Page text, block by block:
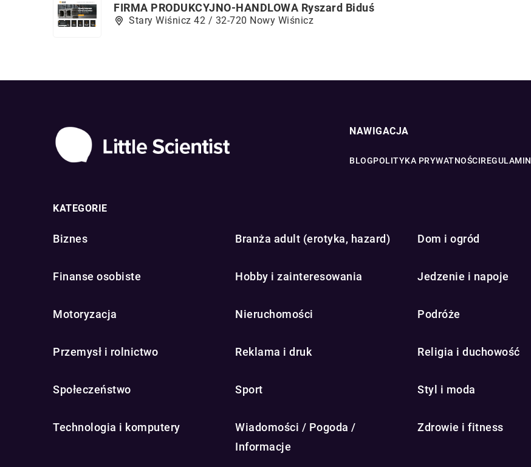
FIRMA PRODUKCYJNO-HANDLOWA Ryszard Biduś
Stary Wiśnicz 42 / 32-720 Nowy Wiśnicz
NAWIGACJA
BLOGPOLITYKA PRYWATNOŚCIREGULAMIN
KATEGORIE
Biznes Branża adult (erotyka, hazard) Dom i ogród
Finanse osobiste Hobby i zainteresowania Jedzenie i napoje
Motoryzacja Nieruchomości Podróże
Przemysł i rolnictwo Reklama i druk Religia i duchowość
Społeczeństwo Sport Styl i moda
Technologia i komputery
Wiadomości / Pogoda /
Informacje
Zdrowie i fitness